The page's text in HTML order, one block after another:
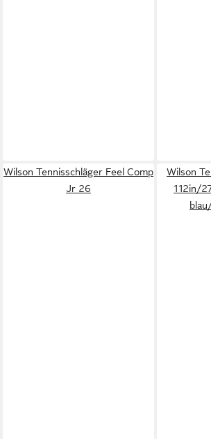
Wilson Tennisschläger Feel Comp
Jr 26
Wilson
112in/